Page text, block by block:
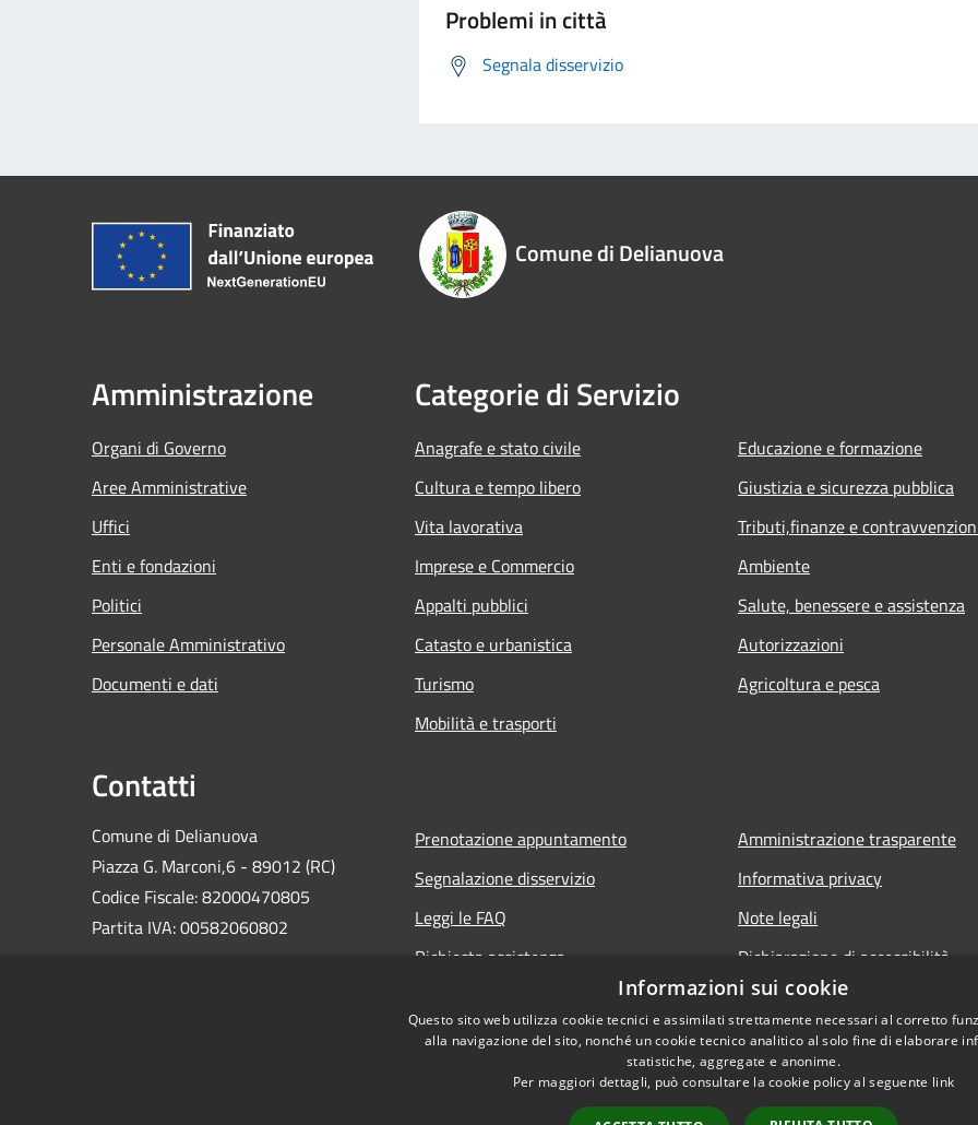
Problemi in città
Segnala disservizio
Comune di Delianuova
Amministrazione
Organi di Governo
Aree Amministrative
Uffici
Enti e fondazioni
Politici
Personale Amministrativo
Documenti e dati
Categorie di Servizio
Anagrafe e stato civile
Cultura e tempo libero
Vita lavorativa
Imprese e Commercio
Appalti pubblici
Catasto e urbanistica
Turismo
Mobilità e trasporti
Educazione e formazione
Giustizia e sicurezza pubblica
Tributi,finanze e
Ambiente
Salute, benessere e assistenza
Autorizzazioni
Agricoltura e pesca
Contatti
Comune di Delianuova
Piazza G. Marconi,6 - 89012 (RC)
Codice Fiscale: 82000470805
Partita IVA: 00582060802
Prenotazione appuntamento
Segnalazione disservizio
Leggi le FAQ
Richiesta assistenza
Amministrazione trasparente
Informativa privacy
Note legali
Dichiarazione di accessibilità
Informazioni sui cookie
Questo sito web utilizza cookie tecnici e assimilati strettamente necessari al corretto
alla navigazione del sito, nonché un cookie tecnico analitico al solo fine di elaborare
statistiche, aggregate e anonime.
Per maggiori dettagli, può consultare la cookie policy al seguente link